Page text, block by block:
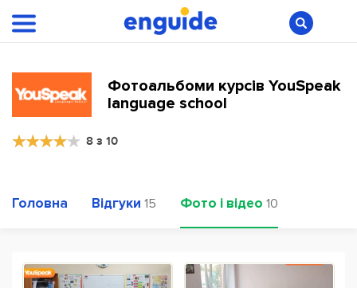
Фотоальбоми курсів YouSpeak
language school
8 з 10
Головна Відгуки 15 Фото і відео 10